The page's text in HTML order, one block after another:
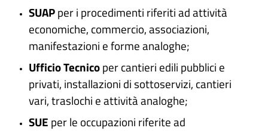
SUAPper i procedimenti riferiti ad attività
economiche, commercio, associazioni,
manifestazioni e forme analoghe;
Ufficio Tecnicoper cantieri edili pubblici e
privati, installazioni di sottoservizi, cantieri
vari, traslochi e attività analoghe;
SUE per le occupazioni riferite ad